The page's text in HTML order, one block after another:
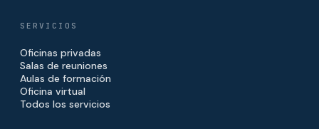
SERVICIOS
Oficinas privadas
Salas de reuniones
Aulas de formación
Oficina virtual
Todos los servicios